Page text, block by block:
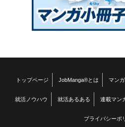
トップページ JobManga®とは マン
就活ノウハウ 就活あるある 連載マン
プライバシーポ